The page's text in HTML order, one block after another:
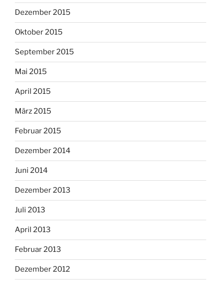
Dezember 2015
Oktober 2015
September 2015
Mai 2015
April 2015
März 2015
Februar 2015
Dezember 2014
Juni 2014
Dezember 2013
Juli 2013
April 2013
Februar 2013
Dezember 2012